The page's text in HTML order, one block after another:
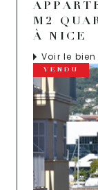
M2
À NICE
Voir le bien
VENDU